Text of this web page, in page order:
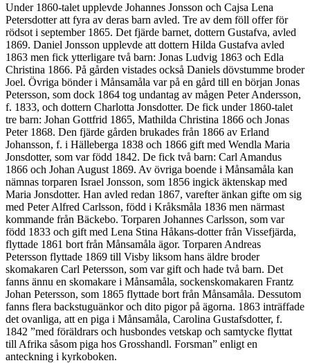
Under 1860-talet upplevde Johannes Jonsson och Cajsa Lena
Petersdotter att fyra av deras barn avled. Tre av dem föll offer för
rödsot i september 1865. Det fjärde barnet, dottern Gustafva, avled
1869. Daniel Jonsson upplevde att dottern Hilda Gustafva avled
1863 men fick ytterligare två barn: Jonas Ludvig 1863 och Edla
Christina 1866. På gården vistades också Daniels dövstumme broder
Joel. Övriga bönder i Månsamåla var på en gård till en början Jonas
Petersson, som dock 1864 tog undantag av mågen Peter Andersson,
f. 1833, och dottern Charlotta Jonsdotter. De fick under 1860-talet
tre barn: Johan Gottfrid 1865, Mathilda Christina 1866 och Jonas
Peter 1868. Den fjärde gården brukades från 1866 av Erland
Johansson, f. i Hälleberga 1838 och 1866 gift med Wendla Maria
Jonsdotter, som var född 1842. De fick två barn: Carl Amandus
1866 och Johan August 1869. Av övriga boende i Månsamåla kan
nämnas torparen Israel Jonsson, som 1856 ingick äktenskap med
Maria Jonsdotter. Han avled redan 1867, varefter änkan gifte om sig
med Peter Alfred Carlsson, född i Kråksmåla 1836 men närmast
kommande från Bäckebo. Torparen Johannes Carlsson, som var
född 1833 och gift med Lena Stina Håkans-dotter från Vissefjärda,
flyttade 1861 bort från Månsamåla ägor. Torparen Andreas
Petersson flyttade 1869 till Visby liksom hans äldre broder
skomakaren Carl Petersson, som var gift och hade två barn. Det
fanns ännu en skomakare i Månsamåla, sockenskomakaren Frantz
Johan Petersson, som 1865 flyttade bort från Månsamåla. Dessutom
fanns flera backstuguänkor och dito pigor på ägorna. 1863 inträffade
det ovanliga, att en piga i Månsamåla, Carolina Gustafsdotter, f.
1842 ”med föräldrars och husbondes vetskap och samtycke flyttat
till Afrika såsom piga hos Grosshandl. Forsman” enligt en
anteckning i kyrkoboken.